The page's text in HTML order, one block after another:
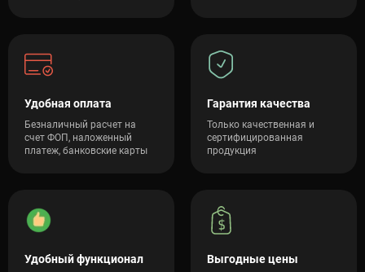
Удобная оплата
Безналичный расчет на
счет ФОП, наложенный
платеж, банковские карты
Гарантия качества
Только качественная и
сертифицированная
продукция
Удобный функционал Выгодные цены